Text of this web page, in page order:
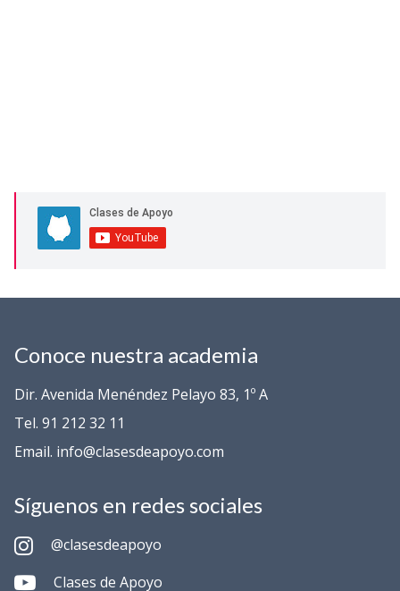
Conoce nuestra academia
Dir. Avenida Menéndez Pelayo 83, 1º A
Tel. 91 212 32 11
Email. info@clasesdeapoyo.com
Síguenos en redes sociales
@clasesdeapoyo
Clases de Apoyo